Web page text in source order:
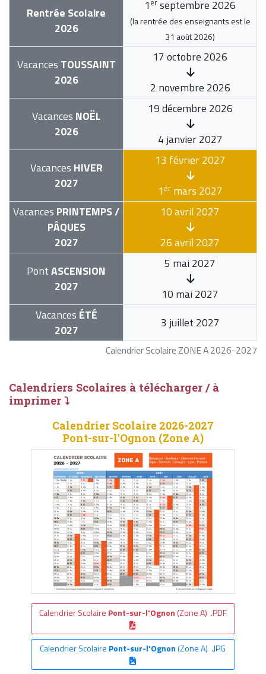
Calendrier Scolaire ZONE A 2026-2027
Rentrée Scolaire
2026
1 septembre 2026
(la rentrée des enseignants est le
31 août 2026)
Vacances TOUSSAINT
2026
17 octobre 2026
2 novembre 2026
Vacances NOËL
2026
19 décembre 2026
4 janvier 2027
Vacances HIVER
2027
13 février 2027
1ermars 2027
Vacances PRINTEMPS /
PÂQUES
2027
10 avril 2027
26 avril 2027
PontASCENSION
2027
5 mai 2027
10 mai 2027
Vacances ÉTÉ
2027
3 juillet 2027
Calendriers Scolaires à télécharger / à
imprimer ⤵
Calendrier Scolaire 2026-2027
Pont-sur-l'Ognon (Zone A)
Calendrier Scolaire Pont-sur-l'Ognon (Zone A) .PDF
Calendrier Scolaire Pont-sur-l'Ognon(Zone A) .JPG